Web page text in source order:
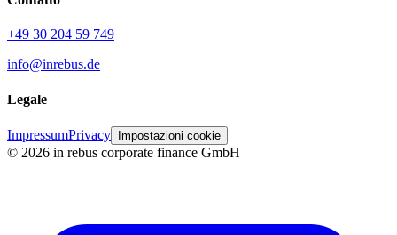
+49 30 204 59 749
info@inrebus.de
Legale
ImpressumPrivacy Impostazioni cookie
© 2026 in rebus corporate finance GmbH